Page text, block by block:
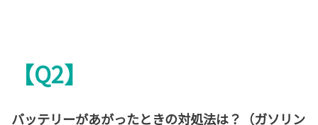
【Q2】
バッテリーがあがったときの対処法は？（ガソリン